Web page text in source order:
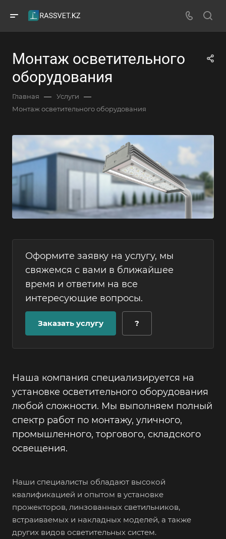
Монтаж осветительного
оборудования
Главная — Услуги —
Монтаж осветительного оборудования
Оформите заявку на услугу, мы
свяжемся с вами в ближайшее
время и ответим на все
интересующие вопросы.
Заказать услугу ?
Наша компания специализируется на
установке осветительного оборудования
любой сложности. Мы выполняем полный
спектр работ по монтажу, уличного,
промышленного, торгового, складского
освещения.
Наши специалисты обладают высокой
квалификацией и опытом в установке
прожекторов, линзованных светильников,
встраиваемых и накладных моделей, а также
других видов осветительных систем.